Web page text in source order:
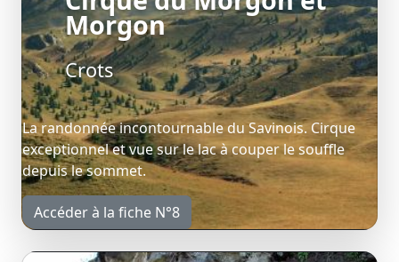
Morgon
Crots
La randonnée incontournable du Savinois. Cirque
exceptionnel et vue sur le lac à couper le souffle
depuis le sommet.
Accéder à la fiche N°8